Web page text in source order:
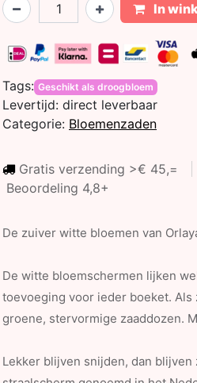
In
Tags: Geschikt als droogbloem
Levertijd: direct leverbaar
Categorie: Bloemenzaden
Gratis verzending >€ 45,=
Beoordeling 4,8+
De zuiver witte bloemen van
De witte bloemschermen lijken
toevoeging voor ieder boeket.
groene, stervormige zaaddozen.
Lekker blijven snijden, dan